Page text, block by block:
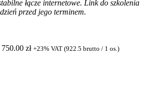
łącze internetowe. Link do szkolenia
przed jego terminem.
750.00 zł +23% VAT (922.5 brutto / 1 os.)